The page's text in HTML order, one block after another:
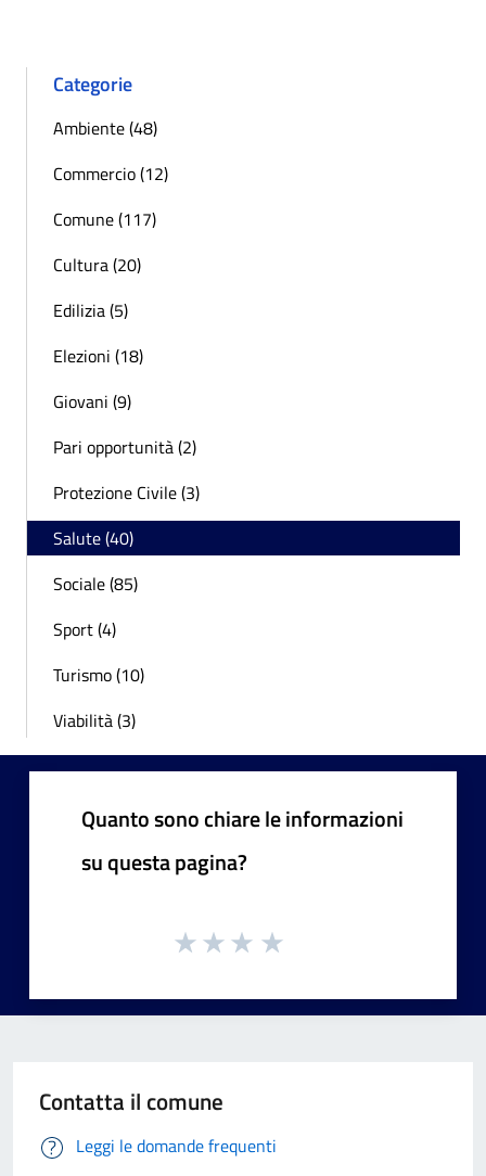
Categorie
Ambiente (48)
Commercio (12)
Comune (117)
Cultura (20)
Edilizia (5)
Elezioni (18)
Giovani (9)
Pari opportunità (2)
Protezione Civile (3)
Salute (40)
Sociale (85)
Sport (4)
Turismo (10)
Viabilità (3)
Quanto sono chiare le informazioni
su questa pagina?
Contatta il comune
Leggi le domande frequenti